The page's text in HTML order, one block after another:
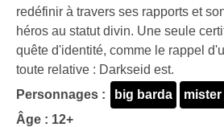
redéfinir à travers ses rapports et
héros au statut divin. Une seule
quête d'identité, comme le rappel
toute relative : Darkseid est.
Personnages :
big barda
Âge : 12+